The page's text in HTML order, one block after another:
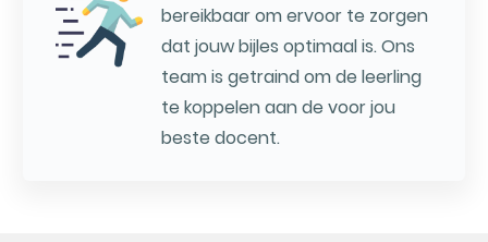
bereikbaar om ervoor te zorgen
dat jouw bijles optimaal is. Ons
team is getraind om de leerling
te koppelen aan de voor jou
beste docent.